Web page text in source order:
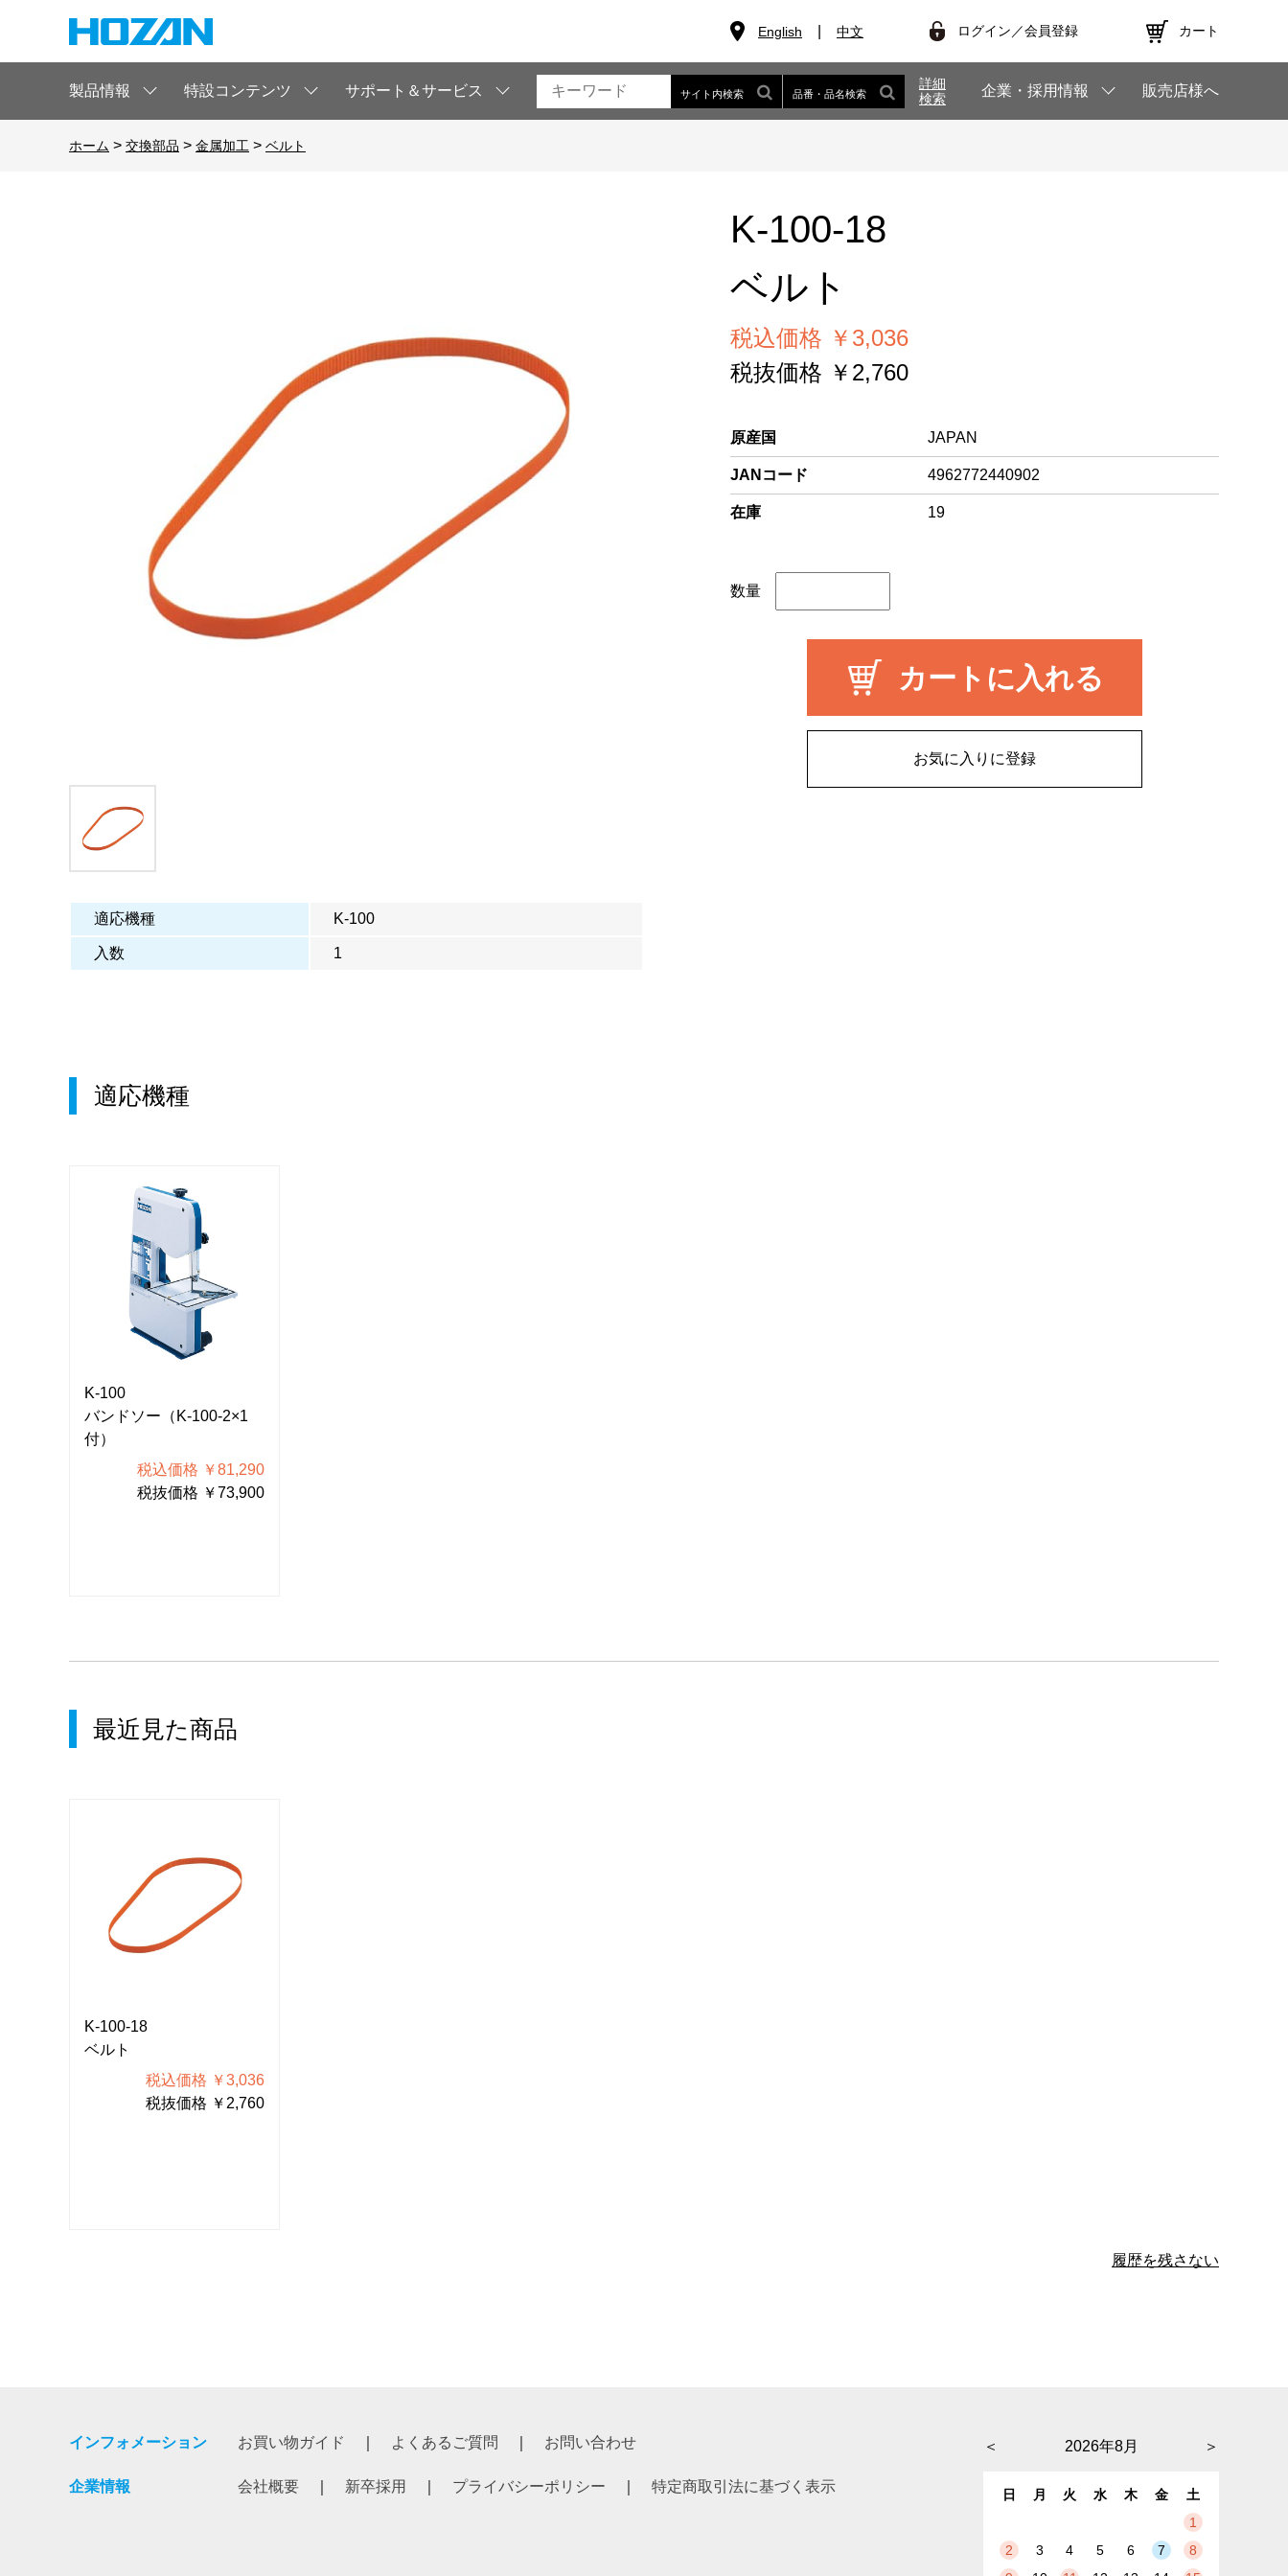
English 中文 ログイン／会員登録 カート
製品情報 特設コンテンツ サポート＆サービス サイト内検索 品番・品名検索
詳細
検索
企業・採用情報 販売店様へ
ホーム > 交換部品 > 金属加工 > ベルト
適応機種 K-100
入数 1
K-100-18
ベルト
税込価格 ￥3,036
税抜価格 ￥2,760
原産国 JAPAN
JANコード 4962772440902
在庫 19
数量
カートに入れる
お気に入りに登録
適応機種
K-100
バンドソー（K-100-2×1
付）
税込価格 ￥81,290
税抜価格 ￥73,900
最近見た商品
K-100-18
ベルト
税込価格 ￥3,036
税抜価格 ￥2,760
履歴を残さない
インフォメーション お買い物ガイド よくあるご質問 お問い合わせ
企業情報 会社概要 新卒採用 プライバシーポリシー 特定商取引法に基づく表示
＜ ＞
2026年8月
日 月 火 水 木 金
土
1
2
3 4 5 6 7
8